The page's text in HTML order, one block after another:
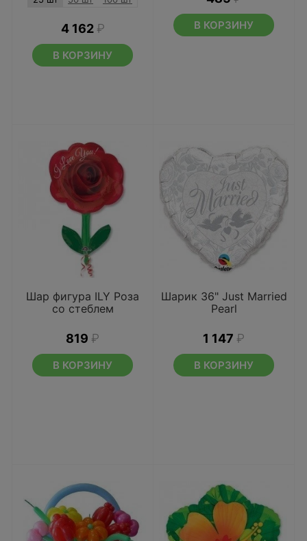
4 162 ₽
В КОРЗИНУ
В КОРЗИНУ
Шар фигура ILY Роза
со стеблем
819 ₽
В КОРЗИНУ
Шарик 36" Just Married
Pearl
1 147 ₽
В КОРЗИНУ